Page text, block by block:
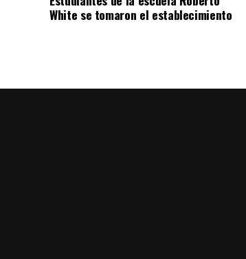
White se tomaron el establecimiento